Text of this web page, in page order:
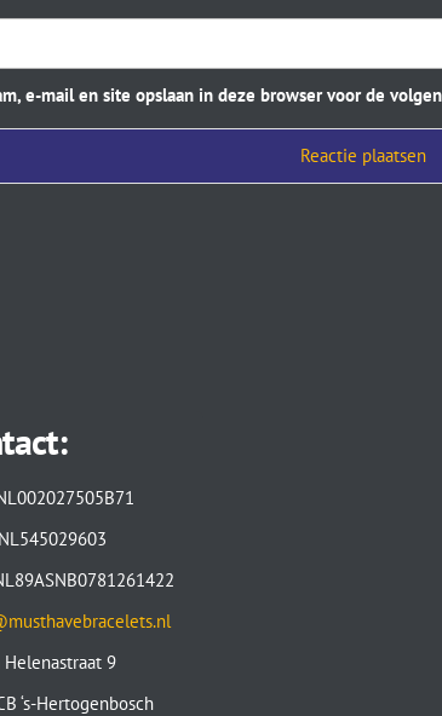
e-mail en site opslaan in deze browser voor de
Helenastraat 9
‘s-Hertogenbosch